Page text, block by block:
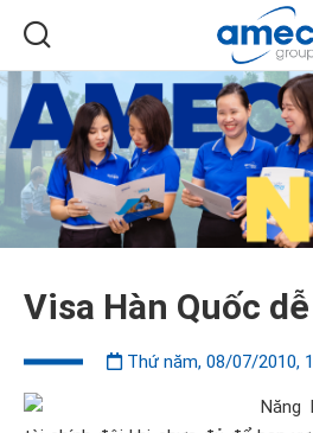
Visa Hàn Quốc
Thứ năm, 08/07/2010,
Năng